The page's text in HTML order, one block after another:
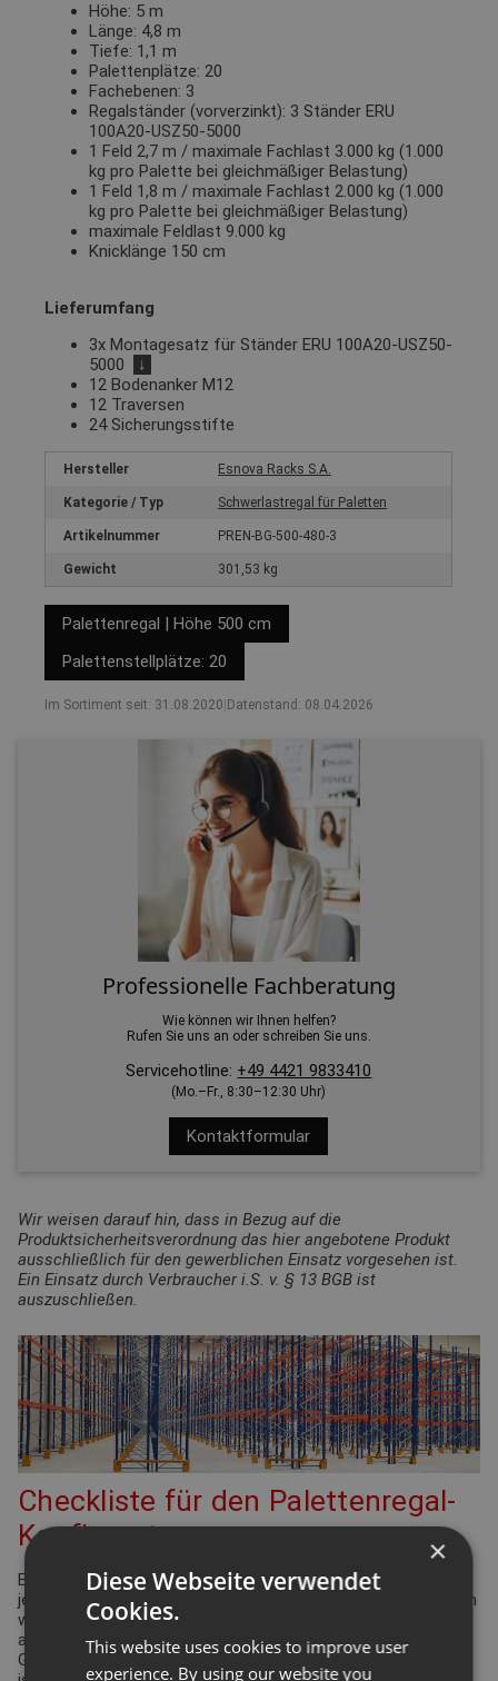
Höhe: 5 m
Länge: 4,8 m
Tiefe: 1,1 m
Palettenplätze: 20
Fachebenen: 3
Regalständer (vorverzinkt): 3 Ständer ERU
100A20-USZ50-5000
1 Feld 2,7 m / maximale Fachlast 3.000 kg (1.000
kg pro Palette bei gleichmäßiger Belastung)
1 Feld 1,8 m / maximale Fachlast 2.000 kg (1.000
kg pro Palette bei gleichmäßiger Belastung)
maximale Feldlast 9.000 kg
Knicklänge 150 cm
Lieferumfang
3x Montagesatz für Ständer ERU 100A20-USZ50-
5000
↓
12 Bodenanker M12
12 Traversen
24 Sicherungsstifte
Hersteller Esnova Racks S.A.
Kategorie / Typ Schwerlastregal für Paletten
Artikelnummer PREN-BG-500-480-3
Gewicht 301,53 kg
Palettenregal | Höhe 500 cm
Palettenstellplätze: 20
Im Sortiment seit: 31.08.2020 Datenstand: 08.04.2026
Professionelle Fachberatung
Wie können wir Ihnen helfen?
Rufen Sie uns an oder schreiben Sie uns.
Servicehotline: +49 4421 9833410
(Mo.–Fr., 8:30–12:30 Uhr)
Kontaktformular
Wir weisen darauf hin, dass in Bezug auf die
Produktsicherheitsverordnung das hier angebotene Produkt
ausschließlich für den gewerblichen Einsatz vorgesehen ist.
Ein Einsatz durch Verbraucher i.S. v. § 13 BGB ist
auszuschließen.
Checkliste für den Palettenregal-
Konfigurator
Bei der Planung Ihrer Regalanlage für Palettenregale gibt es
jede Menge Punkte zu überprüfen und einzuhalten. Viele davon
werden durch die Arbeitsstättenverordnung geregelt. Aber
auch Ergonomie und Effizienz spielen eine bedeutende Rolle.
Gleiches gilt für die Funktionsdefinition des Lagers: Wie hoch
×
Diese Webseite verwendet
Cookies.
This website uses cookies to improve user
experience. By using our website you